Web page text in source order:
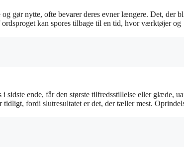
gør nytte, ofte bevarer deres evner længere. Det, der
kan spores tilbage til en tid, hvor værktøjer og
sidste ende, får den største tilfredsstillelse eller glæde,
fordi slutresultatet er det, der tæller mest.